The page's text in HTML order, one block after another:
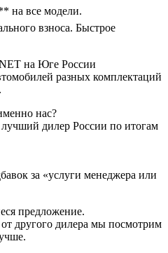
на все модели.
взноса. Быстрое
на Юге России
разных комплектаций
нас?
дилер России по итогам
за «услуги менеджера или
предложение.
другого дилера мы посмотрим